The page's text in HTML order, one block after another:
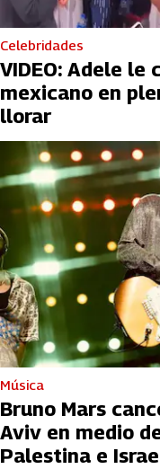
Celebridades
VIDEO: Adele
mexicano en
llorar
Música
Bruno Mars
Aviv en medio
Palestina e